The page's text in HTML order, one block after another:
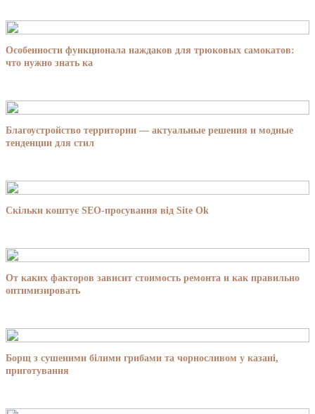
Особенности функционала наждаков для трюковых самокатов:
что нужно знать ка
Благоустройство территории — актуальные решения и модные
тенденции для стил
Скільки коштує SEO-просування від Site Ok
От каких факторов зависит стоимость ремонта и как правильно
оптимизировать
Борщ з сушеними білими грибами та чорносливом у казані,
приготування